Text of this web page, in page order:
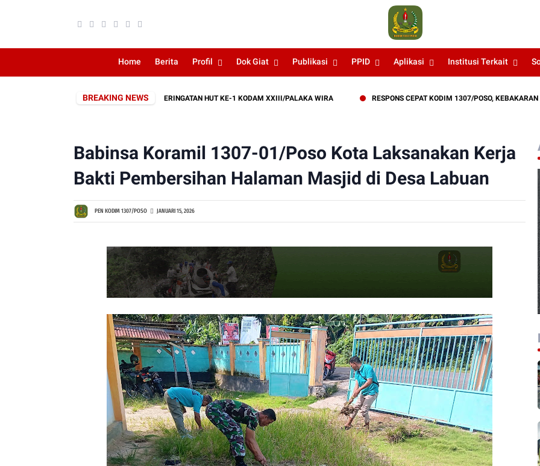
Home Berita Profil Dok Giat Publikasi PPID Aplikasi Institusi Terkait
BREAKING NEWS
ROMBONGAN SEBAGAI RANGKAIAN PERINGATAN HUT KE-1 KODAM XXIII/PALAKA WIRA RESPONS CEPAT KODIM 1307/POSO, KEBAKARAN
Babinsa Koramil 1307-01/Poso Kota Laksanakan Kerja
Bakti Pembersihan Halaman Masjid di Desa Labuan
PEN KODIM 1307/POSO JANUARI 15, 2026